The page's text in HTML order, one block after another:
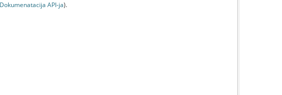
Dokumenаtаcijа API-jа).